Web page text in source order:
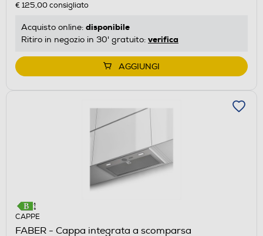
€ 125,00consigliato
Acquisto online: disponibile
Ritiro in negozio in 30' gratuito: verifica
AGGIUNGI
CAPPE
FABER - Cappa integrata a scomparsa